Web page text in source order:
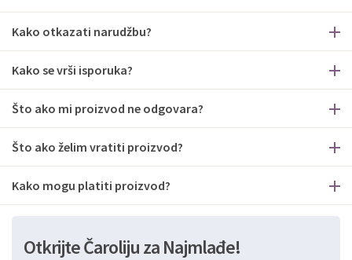
Kako otkazati narudžbu?
Kako se vrši isporuka?
Što ako mi proizvod ne odgovara?
Što ako želim vratiti proizvod?
Kako mogu platiti proizvod?
Otkrijte Čaroliju za Najmlađe!